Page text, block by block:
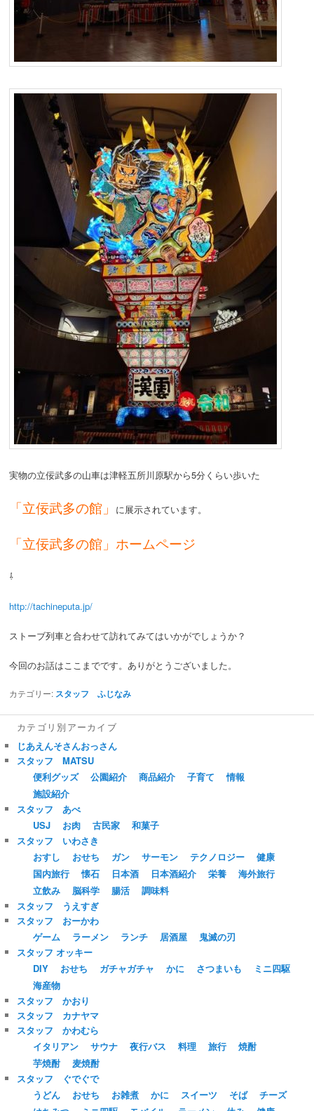
実物の立佞武多の山車は津軽五所川原駅から5分くらい歩いた
「立佞武多の館」 に展示されています。
「立佞武多の館」ホームページ
⇩
http://tachineputa.jp/
ストーブ列車と合わせて訪れてみてはいかがでしょうか？
今回のお話はここまでです。ありがとうございました。
カテゴリー: スタッフ ふじなみ
カテゴリ別アーカイブ
じあえんそさんおっさん
スタッフ MATSU
便利グッズ
公園紹介 商品紹介 子育て
情報
施設紹介
スタッフ あべ
USJ
お肉 古民家
和菓子
スタッフ いわさき
おすし
おせち ガン サーモン テクノロジー
健康
国内旅行
懐石 日本酒 日本酒紹介 栄養
海外旅行
立飲み
脳科学 腸活
調味料
スタッフ うえすぎ
スタッフ おーかわ
ゲーム
ラーメン ランチ 居酒屋
鬼滅の刃
スタッフ オッキー
DIY
おせち ガチャガチャ かに さつまいも
ミニ四駆
海産物
スタッフ かおり
スタッフ カナヤマ
スタッフ かわむら
イタリアン
サウナ 夜行バス 料理 旅行
焼酎
芋焼酎
麦焼酎
スタッフ ぐでぐで
うどん
おせち お雑煮 かに スイーツ そば
チーズ